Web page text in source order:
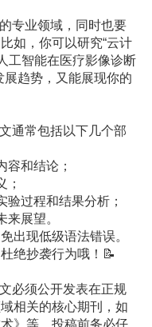
专业领域，同时也要
如，你可以研究“云计
工智能在医疗影像诊断
展趋势，又能展现你的
通常包括以下几个部
容和结论；
；
验过程和结果分析；
展望。
出现低级语法错误。
绝抄袭行为哦！📝
必须公开发表在正规
相关的核心期刊，如
》等。投稿前务必仔